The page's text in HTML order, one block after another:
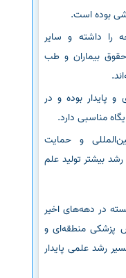
بوده است.
را داشته و سایر
بیماران و طب
و پایدار بوده و در
مناسبی دارد.
و حمایت
بیشتر تولید علم
در دهه‌های اخیر
پزشکی منطقه‌ای و
رشد علمی پایدار